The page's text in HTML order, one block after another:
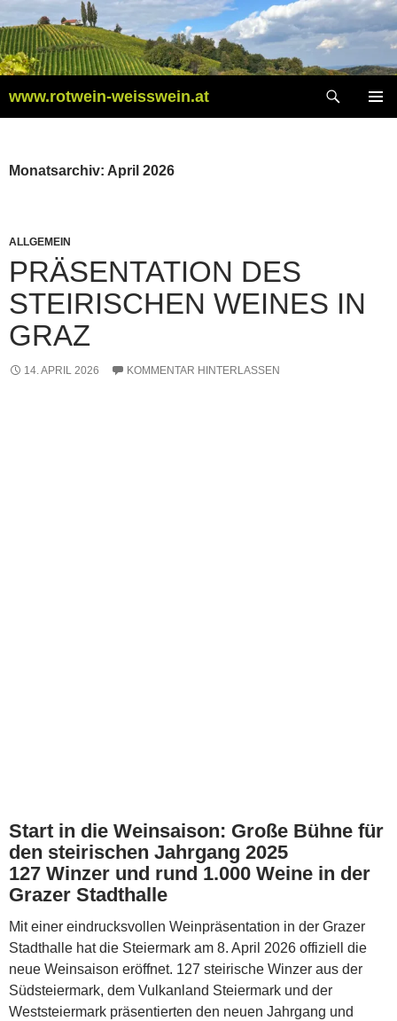
Inhalt
springen
www.rotwein-weisswein.at
Monatsarchiv: April 2026
ALLGEMEIN
PRÄSENTATION DES
STEIRISCHEN WEINES IN
GRAZ
14. APRIL 2026 KOMMENTAR HINTERLASSEN
Start in die Weinsaison: Große Bühne für
den steirischen Jahrgang 2025
127 Winzer und rund 1.000 Weine in der
Grazer Stadthalle
Mit einer eindrucksvollen Weinpräsentation in der Grazer
Stadthalle hat die Steiermark am 8. April 2026 offiziell die
neue Weinsaison eröffnet. 127 steirische Winzer aus der
Südsteiermark, dem Vulkanland Steiermark und der
Weststeiermark präsentierten den neuen Jahrgang und